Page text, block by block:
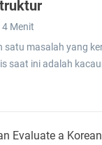
satu masalah yang
saat ini adalah
4 Menit
Evaluate a